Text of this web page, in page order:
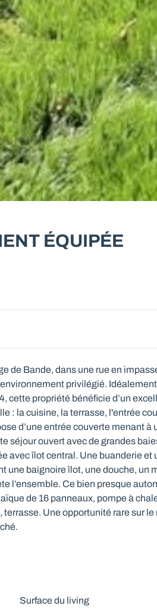
ÉQUIPÉE
Bande, dans une rue en
privilégié.
cette propriété bénéficie d’un
: la cuisine, la terrasse, l'entrée
d’une entrée couverte menant à
ouvert avec de grandes
avec îlot central. Une buanderie
une baignoire îlot, une douche, un
l’ensemble. Ce bien presque
de 16 panneaux, pompe à
Une opportunité rare sur
Surface du living